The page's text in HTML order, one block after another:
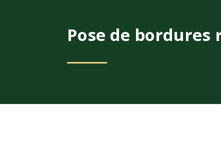
Pose de bordures